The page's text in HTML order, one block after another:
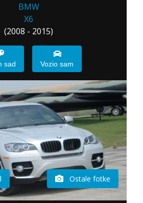
BMW
X6
(2008 - 2015)
sad Vozio sam
Ostale fotke